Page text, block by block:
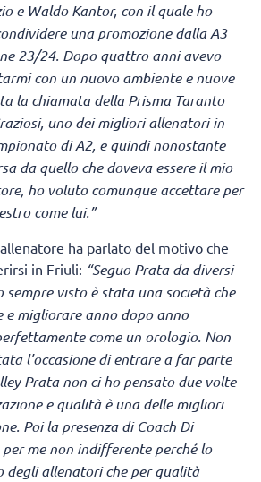
e Waldo Kantor, con il quale ho
una promozione dalla A3
23/24. Dopo quattro anni avevo
con un nuovo ambiente e nuove
la chiamata della Prisma Taranto
uno dei migliori allenatori in
di A2, e quindi nonostante
da quello che doveva essere il mio
ho voluto comunque accettare per
come lui.”
ha parlato del motivo che
in Friuli: “Seguo Prata da diversi
sempre visto è stata una società che
e migliorare anno dopo anno
come un orologio. Non
l’occasione di entrare a far parte
Prata non ci ho pensato due volte
e qualità è una delle migliori
Poi la presenza di Coach Di
per me non indifferente perché lo
degli allenatori che per qualità